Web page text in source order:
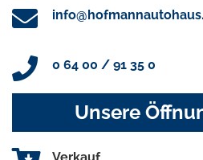
0 64 00 / 91 35 0
Unsere